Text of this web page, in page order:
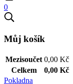
0
Můj košík
Mezisoučet 0,00 Kč
Celkem
0,00 Kč
Pokladna